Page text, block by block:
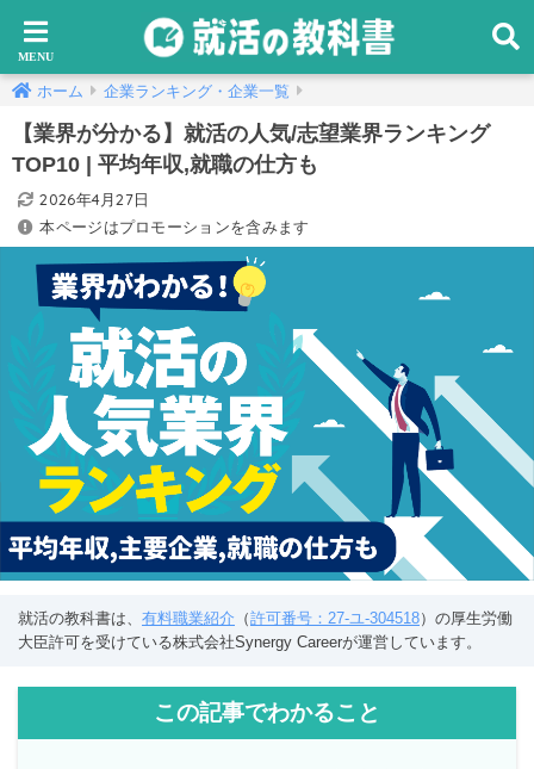
ホーム 企業ランキング・企業一覧
【業界が分かる】就活の人気/志望業界ランキング
TOP10 | 平均年収,就職の仕方も
2026年4月27日
本ページはプロモーションを含みます
就活の教科書は、 有料職業紹介 （許可番号：27-ユ-304518）の厚生労働
大臣許可を受けている株式会社Synergy Careerが運営しています。
この記事でわかること